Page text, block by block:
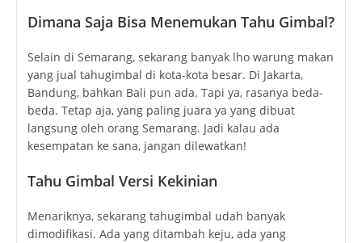
Dimana Saja Bisa Menemukan Tahu Gimbal?
Selain di Semarang, sekarang banyak lho warung makan
yang jual tahugimbal di kota-kota besar. Di Jakarta,
Bandung, bahkan Bali pun ada. Tapi ya, rasanya beda-
beda. Tetap aja, yang paling juara ya yang dibuat
langsung oleh orang Semarang. Jadi kalau ada
kesempatan ke sana, jangan dilewatkan!
Tahu Gimbal Versi Kekinian
Menariknya, sekarang tahugimbal udah banyak
dimodifikasi. Ada yang ditambah keju, ada yang